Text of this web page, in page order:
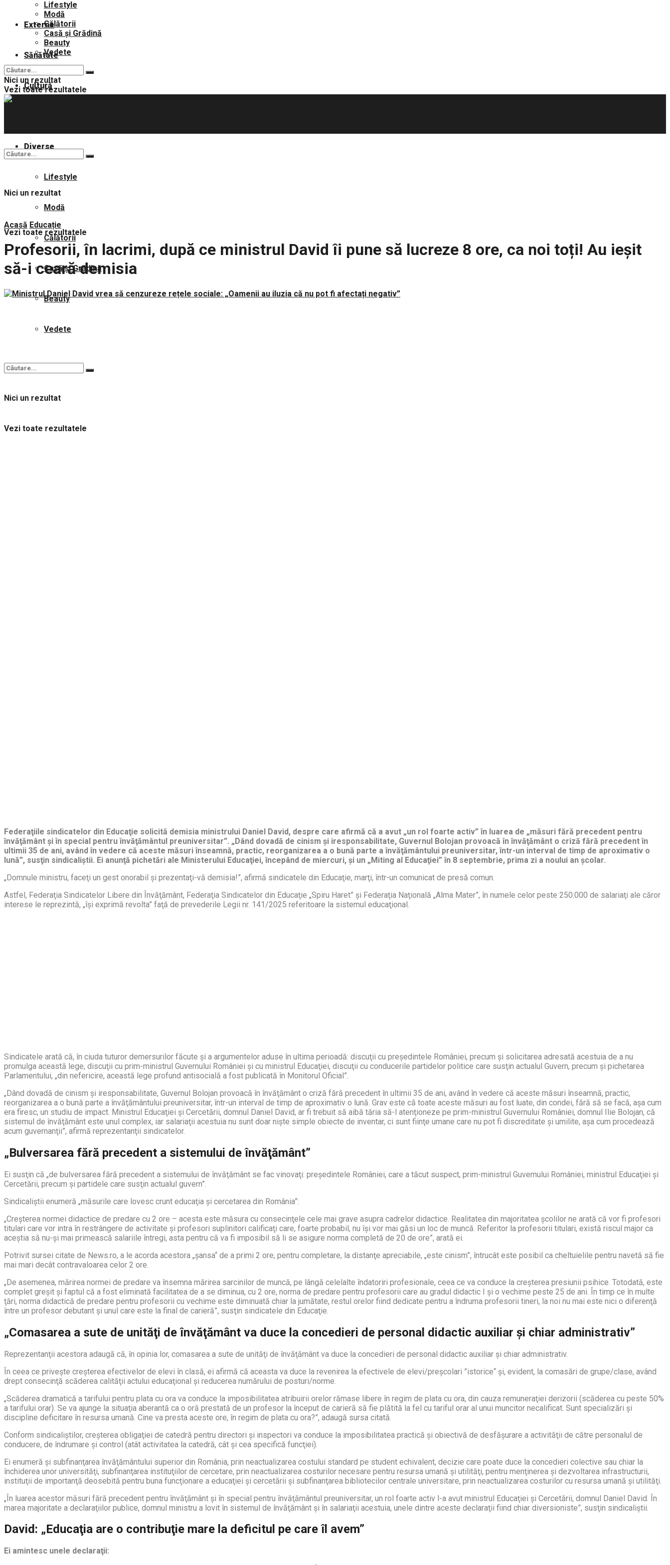
Externe
Sănătate
Cultură
Diverse
Lifestyle
Modă
Călătorii
Casă și Grădină
Beauty
Vedete
Nici un rezultat
Vezi toate rezultatele
Lifestyle
Modă
Călătorii
Casă și Grădină
Beauty
Vedete
Nici un rezultat
Vezi toate rezultatele
Nici un rezultat
Vezi toate rezultatele
Acasă Educație
Profesorii, în lacrimi, după ce ministrul David îi pune să lucreze 8 ore, ca noi toți! Au ieșit
să-i ceară demisia
Federaţiile sindicatelor din Educaţie solicită demisia ministrului Daniel David, despre care afirmă că a avut „un rol foarte activ” în luarea de „măsuri fără precedent pentru
învăţământ şi în special pentru învăţământul preuniversitar”. „Dând dovadă de cinism şi iresponsabilitate, Guvernul Bolojan provoacă în învăţământ o criză fără precedent în
ultimii 35 de ani, având în vedere că aceste măsuri înseamnă, practic, reorganizarea a o bună parte a învăţământului preuniversitar, într-un interval de timp de aproximativ o
lună”, susţin sindicaliştii. Ei anunţă pichetări ale Ministerului Educaţiei, începând de miercuri, şi un „Miting al Educaţiei” în 8 septembrie, prima zi a noului an şcolar.
„Domnule ministru, faceţi un gest onorabil şi prezentaţi-vă demisia!”, afirmă sindicatele din Educaţie, marţi, într-un comunicat de presă comun.
Astfel, Federaţia Sindicatelor Libere din Învăţământ, Federaţia Sindicatelor din Educaţie „Spiru Haret” şi Federaţia Naţională „Alma Mater”, în numele celor peste 250.000 de salariaţi ale căror
interese le reprezintă, „îşi exprimă revolta” faţă de prevederile Legii nr. 141/2025 referitoare la sistemul educaţional.
Sindicatele arată că, în ciuda tuturor demersurilor făcute şi a argumentelor aduse în ultima perioadă: discuţii cu preşedintele României, precum şi solicitarea adresată acestuia de a nu
promulga această lege, discuţii cu prim-ministrul Guvernului României şi cu ministrul Educaţiei, discuţii cu conducerile partidelor politice care susţin actualul Guvern, precum şi pichetarea
Parlamentului, „din nefericire, această lege profund antisocială a fost publicată în Monitorul Oficial”.
„Dând dovadă de cinism şi iresponsabilitate, Guvernul Bolojan provoacă în învăţământ o criză fără precedent în ultimii 35 de ani, având în vedere că aceste măsuri înseamnă, practic,
reorganizarea a o bună parte a învăţământului preuniversitar, într-un interval de timp de aproximativ o lună. Grav este că toate aceste măsuri au fost luate, din condei, fără să se facă, aşa cum
era firesc, un studiu de impact. Ministrul Educaţiei şi Cercetării, domnul Daniel David, ar fi trebuit să aibă tăria să-l atenţioneze pe prim-ministrul Guvernului României, domnul Ilie Bolojan, că
sistemul de învăţământ este unul complex, iar salariaţii acestuia nu sunt doar nişte simple obiecte de inventar, ci sunt fiinţe umane care nu pot fi discreditate şi umilite, aşa cum procedează
acum guvernanţii”, afirmă reprezentanţii sindicatelor.
„Bulversarea fără precedent a sistemului de învăţământ”
Ei susţin că „de bulversarea fără precedent a sistemului de învăţământ se fac vinovaţi: preşedintele României, care a tăcut suspect, prim-ministrul Guvernului României, ministrul Educaţiei şi
Cercetării, precum şi partidele care susţin actualul guvern”.
Sindicaliştii enumeră „măsurile care lovesc crunt educaţia şi cercetarea din România”:
„Creşterea normei didactice de predare cu 2 ore – acesta este măsura cu consecinţele cele mai grave asupra cadrelor didactice. Realitatea din majoritatea şcolilor ne arată că vor fi profesori
titulari care vor intra în restrângere de activitate şi profesori suplinitori calificaţi care, foarte probabil, nu îşi vor mai găsi un loc de muncă. Referitor la profesorii titulari, există riscul major ca
aceştia să nu-şi mai primească salariile întregi, asta pentru că va fi imposibil să li se asigure norma completă de 20 de ore”, arată ei.
Potrivit sursei citate de News.ro, a le acorda acestora „şansa“ de a primi 2 ore, pentru completare, la distanţe apreciabile, „este cinism”, întrucât este posibil ca cheltuielile pentru navetă să fie
mai mari decât contravaloarea celor 2 ore.
„De asemenea, mărirea normei de predare va însemna mărirea sarcinilor de muncă, pe lângă celelalte îndatoriri profesionale, ceea ce va conduce la creşterea presiunii psihice. Totodată, este
complet greşit şi faptul că a fost eliminată facilitatea de a se diminua, cu 2 ore, norma de predare pentru profesorii care au gradul didactic I şi o vechime peste 25 de ani. În timp ce în multe
ţări, norma didactică de predare pentru profesorii cu vechime este diminuată chiar la jumătate, restul orelor fiind dedicate pentru a îndruma profesorii tineri, la noi nu mai este nici o diferenţă
între un profesor debutant şi unul care este la final de carieră”, susţin sindicatele din Educaţie.
„Comasarea a sute de unităţi de învăţământ va duce la concedieri de personal didactic auxiliar şi chiar administrativ”
Reprezentanţii acestora adaugă că, în opinia lor, comasarea a sute de unităţi de învăţământ va duce la concedieri de personal didactic auxiliar şi chiar administrativ.
În ceea ce priveşte creşterea efectivelor de elevi în clasă, ei afirmă că aceasta va duce la revenirea la efectivele de elevi/preşcolari ”istorice“ şi, evident, la comasări de grupe/clase, având
drept consecinţă scăderea calităţii actului educaţional şi reducerea numărului de posturi/norme.
„Scăderea dramatică a tarifului pentru plata cu ora va conduce la imposibilitatea atribuirii orelor rămase libere în regim de plata cu ora, din cauza remuneraţiei derizorii (scăderea cu peste 50%
a tarifului orar). Se va ajunge la situaţia aberantă ca o oră prestată de un profesor la început de carieră să fie plătită la fel cu tariful orar al unui muncitor necalificat. Sunt specializări şi
discipline deficitare în resursa umană. Cine va presta aceste ore, în regim de plata cu ora?”, adaugă sursa citată.
Conform sindicaliştilor, creşterea obligaţiei de catedră pentru directori şi inspectori va conduce la imposibilitatea practică şi obiectivă de desfăşurare a activităţii de către personalul de
conducere, de îndrumare şi control (atât activitatea la catedră, cât şi cea specifică funcţiei).
Ei enumeră şi subfinanţarea învăţământului superior din România, prin neactualizarea costului standard pe student echivalent, decizie care poate duce la concedieri colective sau chiar la
închiderea unor universităţi, subfinanţarea instituţiilor de cercetare, prin neactualizarea costurilor necesare pentru resursa umană şi utilităţi, pentru menţinerea şi dezvoltarea infrastructurii,
instituţii de importanţă deosebită pentru buna funcţionare a educaţiei şi cercetării şi subfinanţarea bibliotecilor centrale universitare, prin neactualizarea costurilor cu resursa umană şi utilităţi.
„În luarea acestor măsuri fără precedent pentru învăţământ şi în special pentru învăţământul preuniversitar, un rol foarte activ l-a avut ministrul Educaţiei şi Cercetării, domnul Daniel David. În
marea majoritate a declaraţiilor publice, domnul ministru a lovit în sistemul de învăţământ şi în salariaţii acestuia, unele dintre aceste declaraţii fiind chiar diversioniste”, susţin sindicaliştii.
David: „Educaţia are o contribuţie mare la deficitul pe care îl avem”
Ei amintesc unele declaraţii: